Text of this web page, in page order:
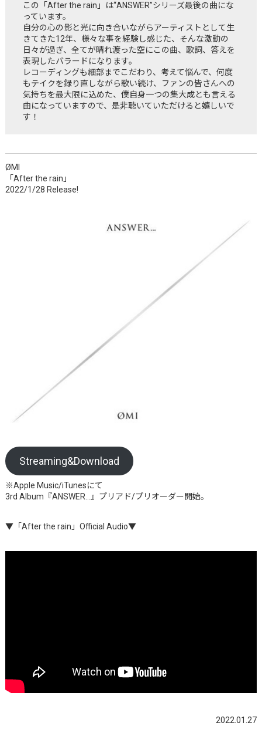
この「After the rain」は“ANSWER”シリーズ最後の曲にな
っています。
自分の心の影と光に向き合いながらアーティストとして生
きてきた12年、様々な事を経験し感じた、そんな激動の
日々が過ぎ、全てが晴れ渡った空にこの曲、歌詞、答えを
表現したバラードになります。
レコーディングも細部までこだわり、考えて悩んで、何度
もテイクを録り直しながら歌い続け、ファンの皆さんへの
気持ちを最大限に込めた、僕自身一つの集大成とも言える
曲になっていますので、是非聴いていただけると嬉しいで
す！
ØMI
「After the rain」
2022/1/28 Release!
Streaming&Download
※Apple Music/iTunesにて
3rd Album『ANSWER…』プリアド/プリオーダー開始。
▼「After the rain」Official Audio▼
2022.01.27